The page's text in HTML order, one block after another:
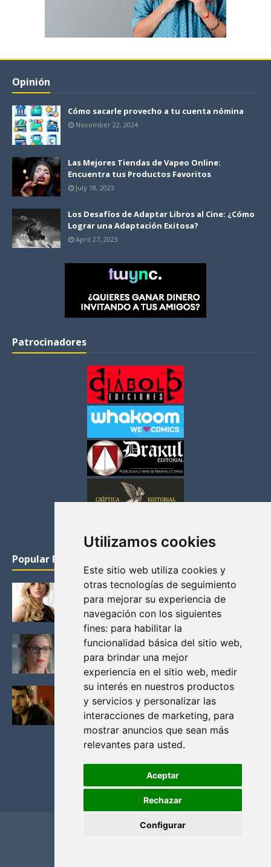
Utilizamos cookies
Este sitio web utiliza cookies y
otras tecnologías de seguimiento
para mejorar su experiencia de
navegación con los siguientes
fines: para habilitar la
funcionalidad básica del sitio web,
para brindar una mejor
experiencia en el sitio web, medir
su interés en nuestros productos
y servicios y personalizar las
interacciones de marketing, para
mostrar anuncios que sean más
relevantes para usted.
Aceptar
Rechazar
Configurar
Opinión
Cómo sacarle provecho a tu cuenta nómina
November 22, 2024
Las Mejores Tiendas de Vapeo Online:
Encuentra tus Productos Favoritos
July 18, 2023
Los Desafíos de Adaptar Libros al Cine: ¿Cómo
Lograr una Adaptación Exitosa?
April 27, 2023
Patrocinadores
Popular Posts
KATHERYN WINNICK: LA ACTRIZ MAS GUAPA DE
VIKINGOS
Junio 14, 2013
FELICITY (EMILY BETT RICKARDS), LAS FOTOS
MAS BONITAS DE LA ALIADA DE ARROW
Noviembre 30, 2013
BLACK MIRROR: TODA TU HISTORIA. EPISODIO 3.
LA CRITICA
Mayo 17, 2012
Privacidad y cookies
Contacto